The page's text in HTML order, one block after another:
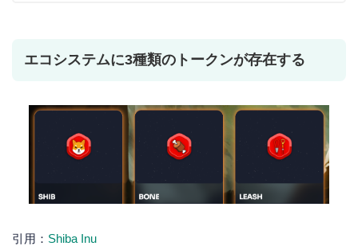
エコシステムに3種類のトークンが存在する
引用： Shiba Inu